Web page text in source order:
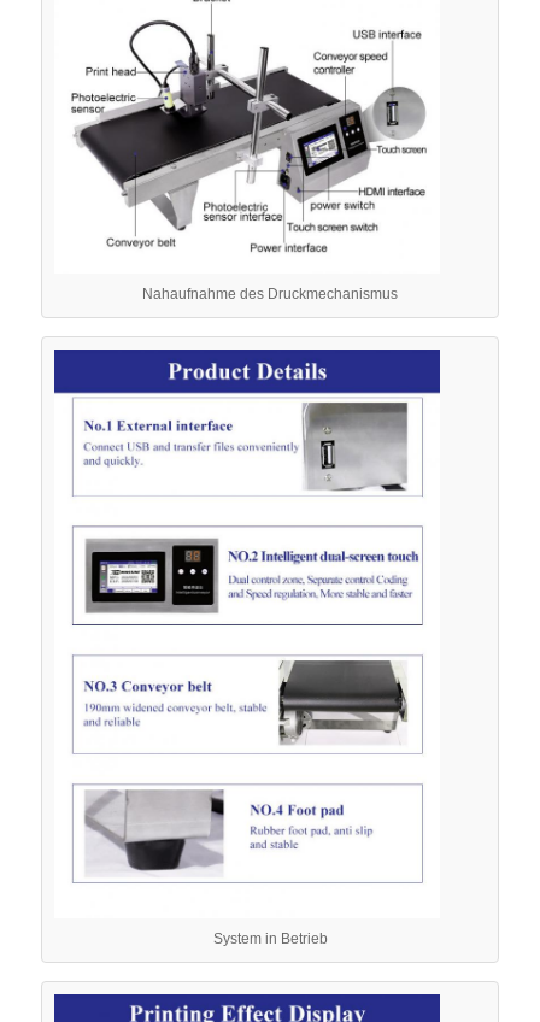
Nahaufnahme des Druckmechanismus
System in Betrieb